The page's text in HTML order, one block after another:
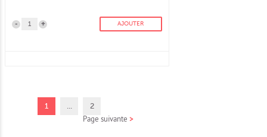
+
- AJOUTER
1 2
Page suivante >